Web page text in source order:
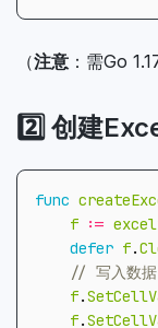
（注意 ：需Go
2️⃣ 创建
func
f :=
defer f.
f.
f.